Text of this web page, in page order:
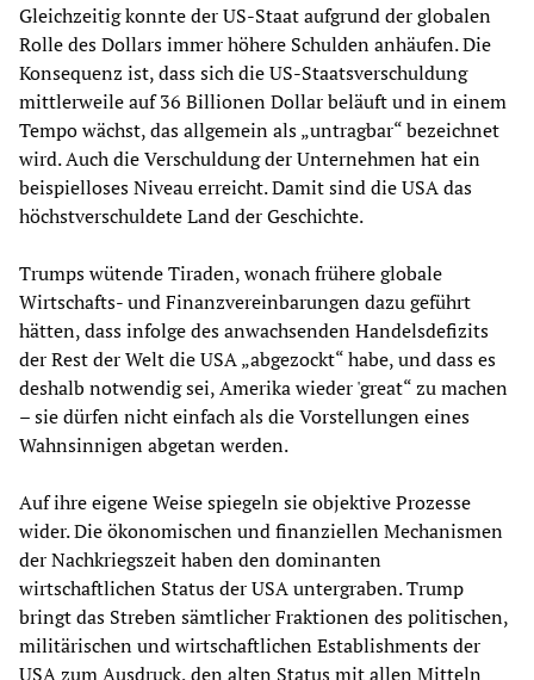
Gleichzeitig konnte der US-Staat aufgrund der globalen
Rolle des Dollars immer höhere Schulden anhäufen. Die
Konsequenz ist, dass sich die US-Staatsverschuldung
mittlerweile auf 36 Billionen Dollar beläuft und in einem
Tempo wächst, das allgemein als „untragbar“ bezeichnet
wird. Auch die Verschuldung der Unternehmen hat ein
beispielloses Niveau erreicht. Damit sind die USA das
höchstverschuldete Land der Geschichte.
Trumps wütende Tiraden, wonach frühere globale
Wirtschafts- und Finanzvereinbarungen dazu geführt
hätten, dass infolge des anwachsenden Handelsdefizits
der Rest der Welt die USA „abgezockt“ habe, und dass es
deshalb notwendig sei, Amerika wieder 'great“ zu machen
– sie dürfen nicht einfach als die Vorstellungen eines
Wahnsinnigen abgetan werden.
Auf ihre eigene Weise spiegeln sie objektive Prozesse
wider. Die ökonomischen und finanziellen Mechanismen
der Nachkriegszeit haben den dominanten
wirtschaftlichen Status der USA untergraben. Trump
bringt das Streben sämtlicher Fraktionen des politischen,
militärischen und wirtschaftlichen Establishments der
USA zum Ausdruck, den alten Status mit allen Mitteln